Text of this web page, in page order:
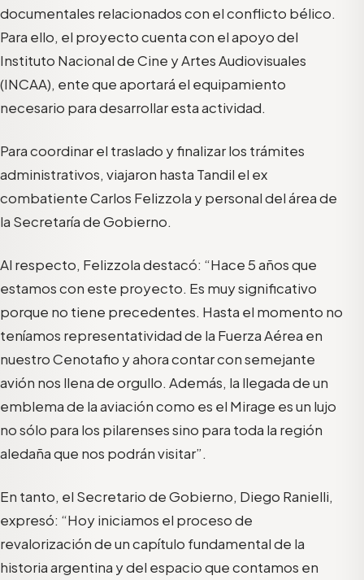
documentales relacionados con el conflicto bélico.
Para ello, el proyecto cuenta con el apoyo del
Instituto Nacional de Cine y Artes Audiovisuales
(INCAA), ente que aportará el equipamiento
necesario para desarrollar esta actividad.
Para coordinar el traslado y finalizar los trámites
administrativos, viajaron hasta Tandil el ex
combatiente Carlos Felizzola y personal del área de
la Secretaría de Gobierno.
Al respecto, Felizzola destacó: “Hace 5 años que
estamos con este proyecto. Es muy significativo
porque no tiene precedentes. Hasta el momento no
teníamos representatividad de la Fuerza Aérea en
nuestro Cenotafio y ahora contar con semejante
avión nos llena de orgullo. Además, la llegada de un
emblema de la aviación como es el Mirage es un lujo
no sólo para los pilarenses sino para toda la región
aledaña que nos podrán visitar”.
En tanto, el Secretario de Gobierno, Diego Ranielli,
expresó: “Hoy iniciamos el proceso de
revalorización de un capítulo fundamental de la
historia argentina y del espacio que contamos en